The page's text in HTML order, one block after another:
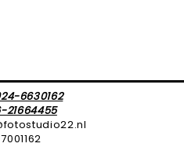
6630162
21664455